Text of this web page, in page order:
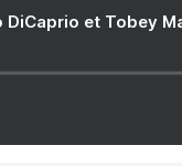
DiCaprio et Tobey